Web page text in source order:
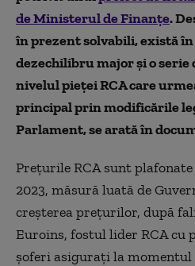
de Ministerul de Finanțe.
în prezent solvabili, există
dezechilibru major și o
nivelul pieței RCA care
principal prin modificările
Parlament, se arată în
Prețurile RCA sunt
2023, măsură luată de
creșterea prețurilor, după
Euroins, fostul lider RCA cu
șoferi asigurați la